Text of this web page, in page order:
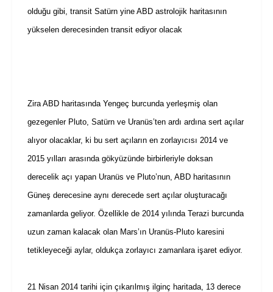
olduğu gibi, transit Satürn yine ABD astrolojik haritasının
yükselen derecesinden transit ediyor olacak
Zira ABD haritasında Yengeç burcunda yerleşmiş olan
gezegenler Pluto, Satürn ve Uranüs’ten ardı ardına sert açılar
alıyor olacaklar, ki bu sert açıların en zorlayıcısı 2014 ve
2015 yılları arasında gökyüzünde birbirleriyle doksan
derecelik açı yapan Uranüs ve Pluto’nun, ABD haritasının
Güneş derecesine aynı derecede sert açılar oluşturacağı
zamanlarda geliyor. Özellikle de 2014 yılında Terazi burcunda
uzun zaman kalacak olan Mars’ın Uranüs-Pluto karesini
tetikleyeceği aylar, oldukça zorlayıcı zamanlara işaret ediyor.
21 Nisan 2014 tarihi için çıkarılmış ilginç haritada, 13 derece